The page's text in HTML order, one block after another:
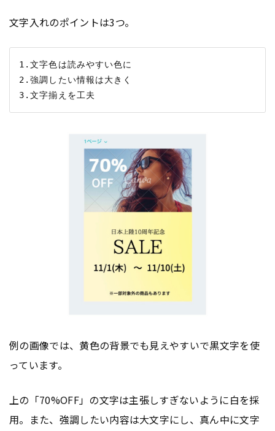
文字入れのポイントは3つ。
1.文字色は読みやすい色に
2.強調したい情報は大きく
例の画像では、黄色の背景でも見えやすいで黒文字を使
っています。
上の「70%OFF」の文字は主張しすぎないように白を採
用。また、強調したい内容は大文字にし、真ん中に文字